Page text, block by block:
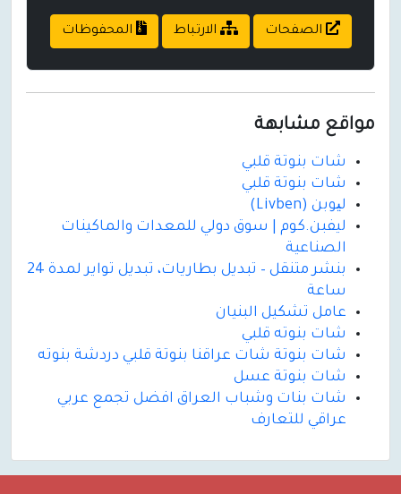
الصفحات الارتباط المحفوظات
مواقع مشابهة
شات بنوتة قلبي
شات بنوتة قلبي
لیوبن (Livben)
ليفبن.كوم | سوق دولي للمعدات والماكينات
الصناعية
بنشر متنقل – تبديل بطاريات، تبديل تواير لمدة 24
ساعة
عامل تشكيل البنيان
شات بنوته قلبي
شات بنوتة شات عراقنا بنوتة قلبي دردشة بنوته
شات بنوتة عسل
شات بنات وشباب العراق افضل تجمع عربي
عراقي للتعارف